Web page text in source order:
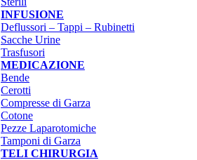
INFUSIONE
Deflussori – Tappi – Rubinetti
Sacche Urine
Trasfusori
MEDICAZIONE
Bende
Cerotti
Compresse di Garza
Cotone
Pezze Laparotomiche
Tamponi di Garza
TELI CHIRURGIA